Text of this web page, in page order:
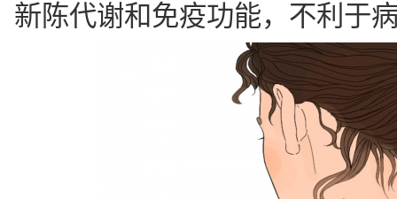
新陈代谢和免疫功能，不利于